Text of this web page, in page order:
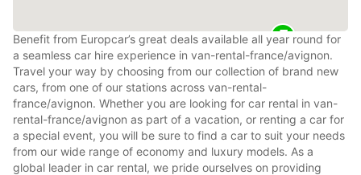
Benefit from Europcar’s great deals available all year round for
a seamless car hire experience in van-rental-france/avignon.
Travel your way by choosing from our collection of brand new
cars, from one of our stations across van-rental-
france/avignon. Whether you are looking for car rental in van-
rental-france/avignon as part of a vacation, or renting a car for
a special event, you will be sure to find a car to suit your needs
from our wide range of economy and luxury models. As a
global leader in car rental, we pride ourselves on providing